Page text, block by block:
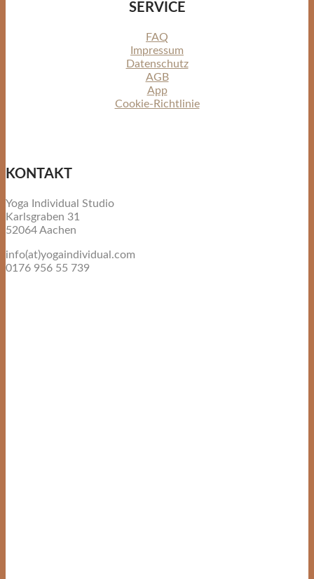
SERVICE
FAQ
Impressum
Datenschutz
AGB
App
Cookie-Richtlinie
KONTAKT
Yoga Individual Studio
Karlsgraben 31
52064 Aachen
info(at)yogaindividual.com
0176 956 55 739